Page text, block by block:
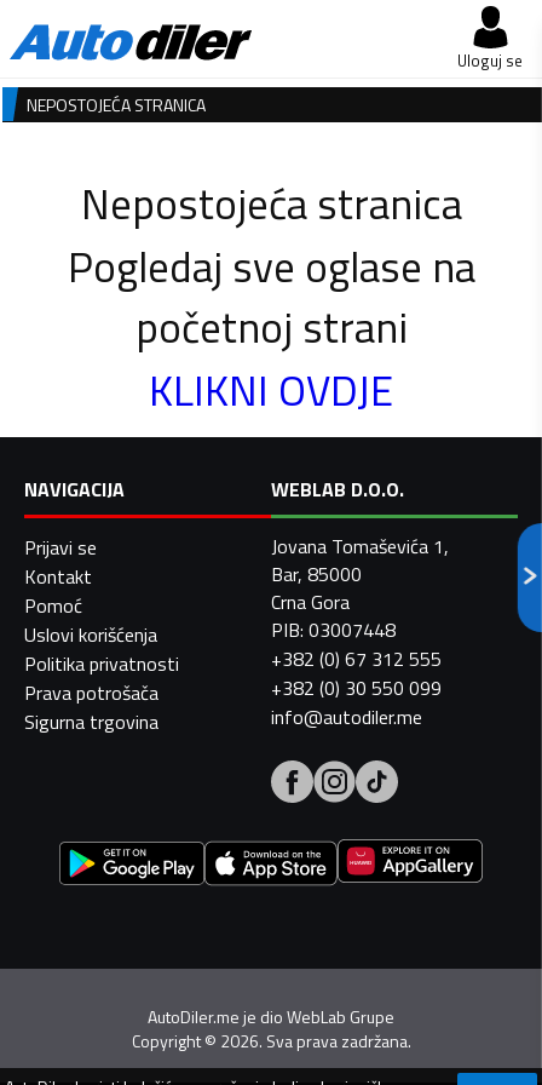
Uloguj se
NEPOSTOJEĆA STRANICA
Nepostojeća stranica
Pogledaj sve oglase na
početnoj strani
KLIKNI OVDJE
NAVIGACIJA
Prijavi se
Kontakt
Pomoć
Uslovi korišćenja
Politika privatnosti
Prava potrošača
Sigurna trgovina
WEBLAB D.O.O.
Jovana Tomaševića 1,
Bar, 85000
Crna Gora
PIB: 03007448
+382 (0) 67 312 555
+382 (0) 30 550 099
info@autodiler.me
AutoDiler.me je dioWebLab Grupe
Copyright© 2026. Sva prava zadržana.